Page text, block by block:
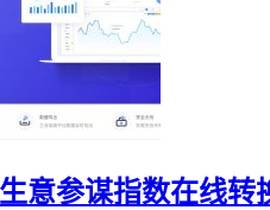
意参谋指数在线转